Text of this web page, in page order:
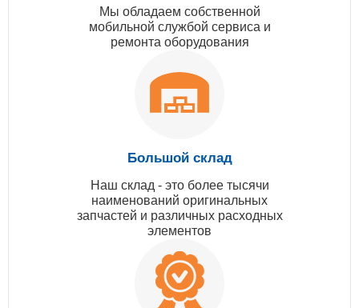
Мы обладаем собственной
мобильной службой сервиса и
ремонта оборудования
Большой склад
Наш склад - это более тысячи
наименований оригинальных
запчастей и различных расходных
элементов